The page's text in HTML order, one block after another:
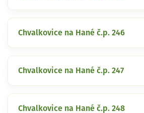
Chvalkovice na Hané č.p. 246
Chvalkovice na Hané č.p. 247
Chvalkovice na Hané č.p. 248